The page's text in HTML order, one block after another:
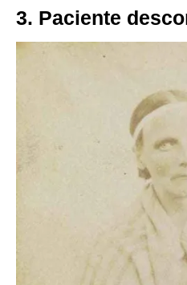
3. Paciente